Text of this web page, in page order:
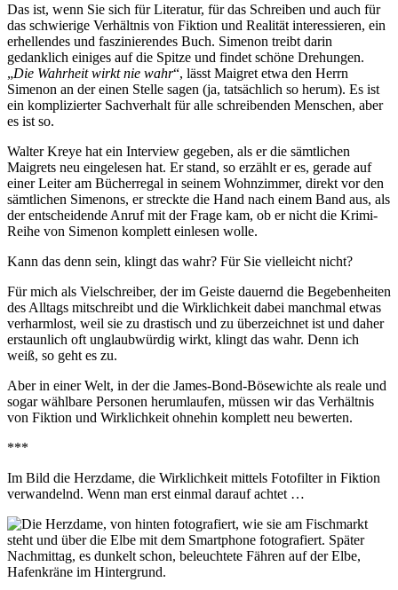
Das ist, wenn Sie sich für Literatur, für das Schreiben und auch für
das schwierige Verhältnis von Fiktion und Realität interessieren, ein
erhellendes und faszinierendes Buch. Simenon treibt darin
gedanklich einiges auf die Spitze und findet schöne Drehungen.
„Die Wahrheit wirkt nie wahr“, lässt Maigret etwa den Herrn
Simenon an der einen Stelle sagen (ja, tatsächlich so herum). Es ist
ein komplizierter Sachverhalt für alle schreibenden Menschen, aber
es ist so.
Walter Kreye hat ein Interview gegeben, als er die sämtlichen
Maigrets neu eingelesen hat. Er stand, so erzählt er es, gerade auf
einer Leiter am Bücherregal in seinem Wohnzimmer, direkt vor den
sämtlichen Simenons, er streckte die Hand nach einem Band aus, als
der entscheidende Anruf mit der Frage kam, ob er nicht die Krimi-
Reihe von Simenon komplett einlesen wolle.
Kann das denn sein, klingt das wahr? Für Sie vielleicht nicht?
Für mich als Vielschreiber, der im Geiste dauernd die Begebenheiten
des Alltags mitschreibt und die Wirklichkeit dabei manchmal etwas
verharmlost, weil sie zu drastisch und zu überzeichnet ist und daher
erstaunlich oft unglaubwürdig wirkt, klingt das wahr. Denn ich
weiß, so geht es zu.
Aber in einer Welt, in der die James-Bond-Bösewichte als reale und
sogar wählbare Personen herumlaufen, müssen wir das Verhältnis
von Fiktion und Wirklichkeit ohnehin komplett neu bewerten.
***
Im Bild die Herzdame, die Wirklichkeit mittels Fotofilter in Fiktion
verwandelnd. Wenn man erst einmal darauf achtet …